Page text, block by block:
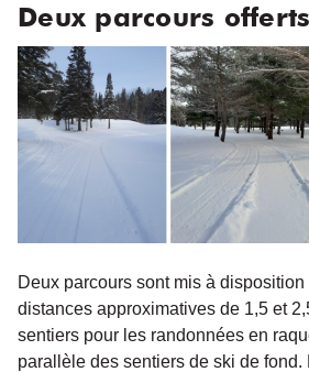
Deux parcours offerts
Deux parcours sont mis à
distances approximatives de 1,5 et
sentiers pour les randonnées en
parallèle des sentiers de ski de fond.